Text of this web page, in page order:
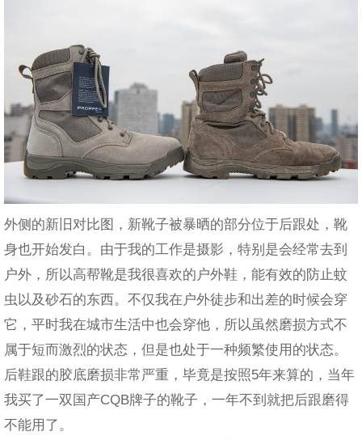
外侧的新旧对比图，新靴子被暴晒的部分位于后跟处，靴
身也开始发白。由于我的工作是摄影，特别是会经常去到
户外，所以高帮靴是我很喜欢的户外鞋，能有效的防止蚊
虫以及砂石的东西。不仅我在户外徒步和出差的时候会穿
它，平时我在城市生活中也会穿他，所以虽然磨损方式不
属于短而激烈的状态，但是也处于一种频繁使用的状态。
后鞋跟的胶底磨损非常严重，毕竟是按照5年来算的，当年
我买了一双国产CQB牌子的靴子，一年不到就把后跟磨得
不能用了。